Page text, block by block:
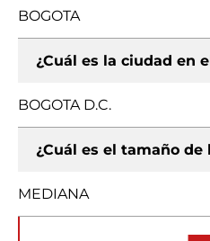
BOGOTA
¿Cuál es la ciudad en
BOGOTA D.C.
¿Cuál es el tamaño de
MEDIANA